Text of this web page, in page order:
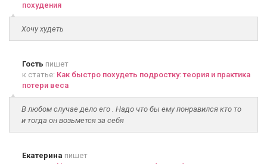
похудения
Хочу худеть
Гость пишет
к статье: Как быстро похудеть подростку: теория и практика
потери веса
В любом случае дело его . Надо что бы ему понравился кто то
и тогда он возьмется за себя
Екатерина пишет